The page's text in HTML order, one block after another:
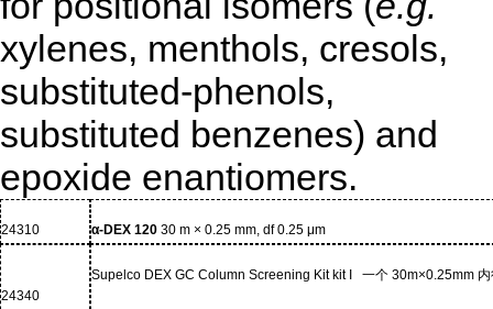
xylenes, menthols, cresols,
substituted-phenols,
substituted benzenes) and
epoxide enantiomers.
24310 α-DEX 120 30 m × 0.25 mm, df 0.25 μm
24340
Supelco DEX GC Column Screening Kit kit I 一个 30m×0.25mm